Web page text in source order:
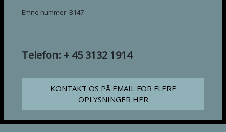
Emne nummer: B147
Telefon: + 45 3132 1914
KONTAKT OS PÅ EMAIL FOR FLERE
OPLYSNINGER HER